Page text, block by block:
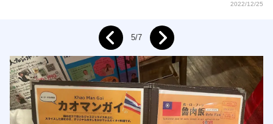
2022/12/25
Prev 5/7 Next